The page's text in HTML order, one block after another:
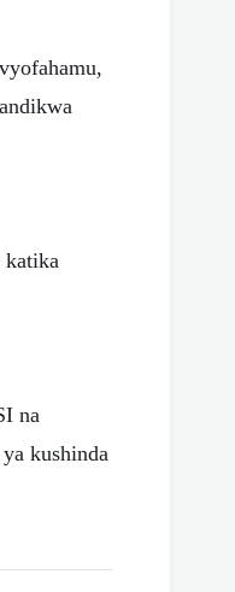
katika
na
kushinda